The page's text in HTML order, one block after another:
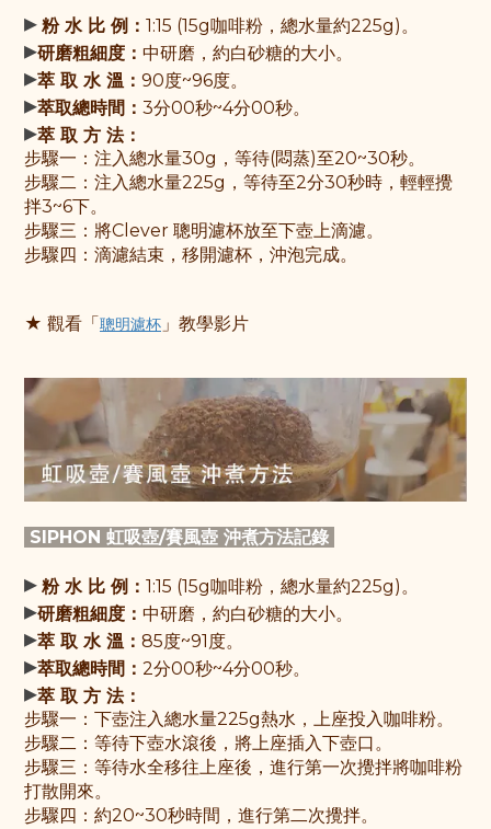
▸ 粉 水 比 例： 1:15 (15g咖啡粉，總水量約225g)。
▸研磨粗細度： 中研磨，約白砂糖的大小。
▸萃 取 水 溫： 90度~96度。
▸萃取總時間： 3分00秒~4分00秒。
▸萃 取 方 法：
步驟一： 注入總水量30g，等待(悶蒸)至20~30秒。
步驟二：注入總水量225g， 等待至2分30秒時，輕輕攪
拌3~6下。
步驟三： 將Clever 聰明濾杯放至下壺上滴濾。
步驟 四：滴濾結束，移開濾杯，沖泡完成。
★ 觀看「 聰明濾杯 」教學影片
SIPHON 虹吸壺/賽風壺 沖煮方法記錄
▸ 粉 水 比 例： 1:15 (15g咖啡粉，總水量約225g)。
▸研磨粗細度： 中研磨，約白砂糖的大小。
▸萃 取 水 溫： 85度~91度。
▸萃取總時間： 2分00秒~4分00秒。
▸萃 取 方 法：
步驟一： 下壺注入總水量225g熱水，上座投入咖啡粉。
步驟二： 等待下壺水滾後，將上座插入下壺口。
步驟三： 等待水全移往上座後，進行第一次攪拌將咖啡粉
打散開來。
步驟 四： 約20~30秒時間，進行第二次攪拌。